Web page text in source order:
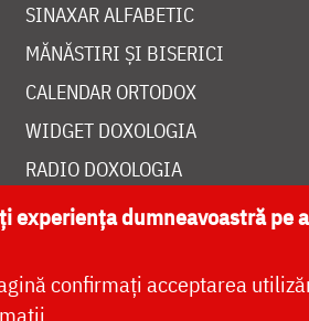
SINAXAR ALFABETIC
MĂNĂSTIRI ȘI BISERICI
CALENDAR ORTODOX
WIDGET DOXOLOGIA
RADIO DOXOLOGIA
de DOXOLOGIA MEDIA,
experiența dumneavoastră pe
confirmați acceptarea